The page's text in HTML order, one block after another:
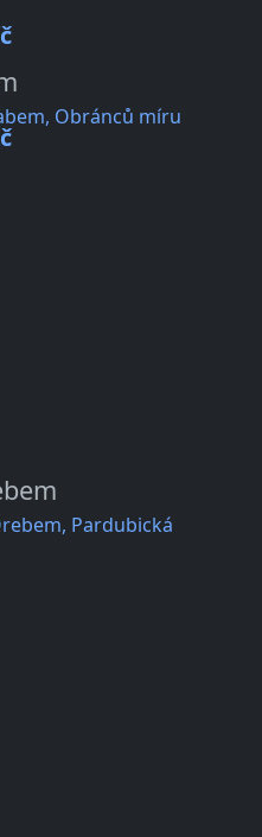
Obránců míru
Pardubická